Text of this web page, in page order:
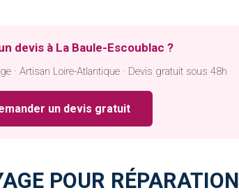
devis à La Baule-Escoublac ?
· Artisan Loire-Atlantique · Devis gratuit sous 48h
un devis gratuit
POUR